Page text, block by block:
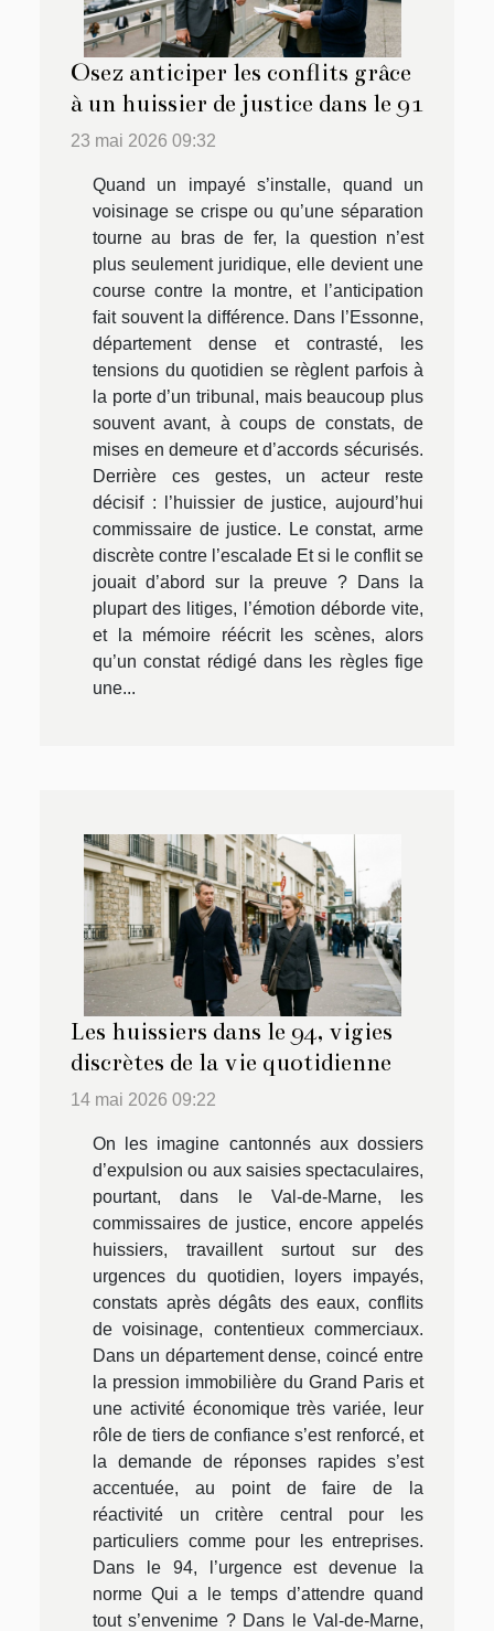
Osez anticiper les conflits grâce
à un huissier de justice dans le 91
23 mai 2026 09:32
Quand un impayé s’installe, quand un
voisinage se crispe ou qu’une séparation
tourne au bras de fer, la question n’est
plus seulement juridique, elle devient une
course contre la montre, et l’anticipation
fait souvent la différence. Dans l’Essonne,
département dense et contrasté, les
tensions du quotidien se règlent parfois à
la porte d’un tribunal, mais beaucoup plus
souvent avant, à coups de constats, de
mises en demeure et d’accords sécurisés.
Derrière ces gestes, un acteur reste
décisif : l’huissier de justice, aujourd’hui
commissaire de justice. Le constat, arme
discrète contre l’escalade Et si le conflit se
jouait d’abord sur la preuve ? Dans la
plupart des litiges, l’émotion déborde vite,
et la mémoire réécrit les scènes, alors
qu’un constat rédigé dans les règles fige
une...
Les huissiers dans le 94, vigies
discrètes de la vie quotidienne
14 mai 2026 09:22
On les imagine cantonnés aux dossiers
d’expulsion ou aux saisies spectaculaires,
pourtant, dans le Val-de-Marne, les
commissaires de justice, encore appelés
huissiers, travaillent surtout sur des
urgences du quotidien, loyers impayés,
constats après dégâts des eaux, conflits
de voisinage, contentieux commerciaux.
Dans un département dense, coincé entre
la pression immobilière du Grand Paris et
une activité économique très variée, leur
rôle de tiers de confiance s’est renforcé, et
la demande de réponses rapides s’est
accentuée, au point de faire de la
réactivité un critère central pour les
particuliers comme pour les entreprises.
Dans le 94, l’urgence est devenue la
norme Qui a le temps d’attendre quand
tout s’envenime ? Dans le Val-de-Marne,